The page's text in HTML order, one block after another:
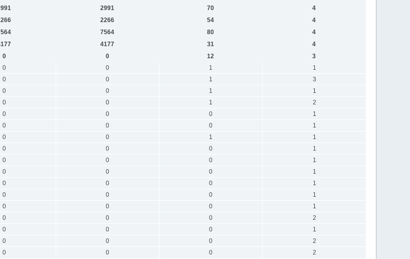
2991 70
4
2266 54
4
7564 80
4
4177 31
4
0 0 12
3
0 0 1
1
0 0 1
3
0 0 1
1
0 0 1
2
0 0 0
1
0 0 0
1
0 0 1
1
0 0 0
1
0 0 0
1
0 0 0
1
0 0 0
1
0 0 0
1
0 0 0
1
0 0 0
2
0 0 0
1
0 0 0
2
0 0 0
2